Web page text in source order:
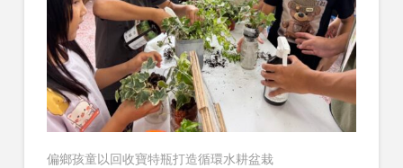
偏鄉孩童以回收寶特瓶打造循環水耕盆栽